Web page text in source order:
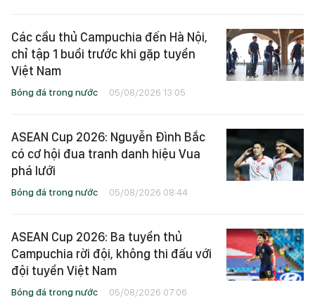
Các cầu thủ Campuchia đến Hà Nội,
chỉ tập 1 buổi trước khi gặp tuyển
Việt Nam
Bóng đá trong nước 05/08/2026 13:05
ASEAN Cup 2026: Nguyễn Đình Bắc
có cơ hội đua tranh danh hiệu Vua
phá lưới
Bóng đá trong nước 05/08/2026 08:44
ASEAN Cup 2026: Ba tuyển thủ
Campuchia rời đội, không thi đấu với
đội tuyển Việt Nam
Bóng đá trong nước 05/08/2026 07:06